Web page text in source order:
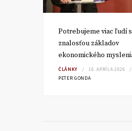
Potrebujeme viac ľudí
znalosťou základov
ekonomického
ČLÁNKY
16. APRÍLA 2026
PETER GONDA